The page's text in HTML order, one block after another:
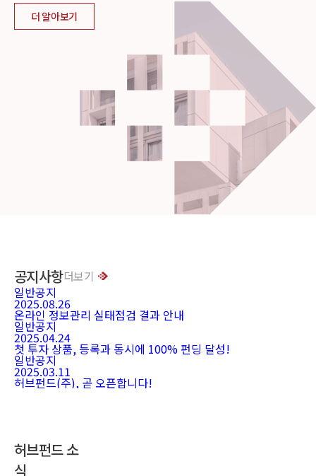
더 알아보기
공지사항더보기
일반공지
2025.08.26
온라인 정보관리 실태점검 결과 안내
일반공지
2025.04.24
첫 투자 상품, 등록과 동시에 100% 펀딩 달성!
일반공지
2025.03.11
허브펀드(주), 곧 오픈합니다!
허브펀드 소
식